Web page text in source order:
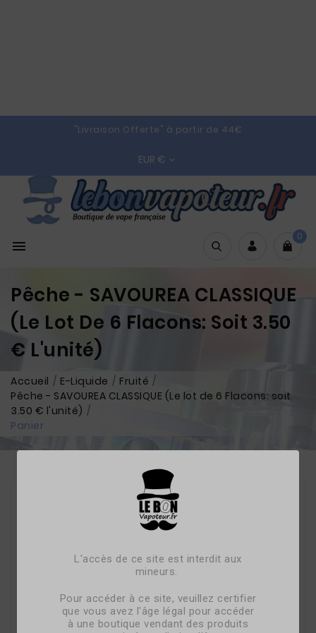
L'accès de ce site est interdit aux
mineurs.
Pour accéder à ce site, veuillez certifier
que vous avez l'âge légal pour accéder
à une boutique vendant des produits
"Livraison Offerte" à partir de 44€
EUR € 

0
Pêche - SAVOUREA CLASSIQUE
(Le Lot De 6 Flacons: Soit 3.50
€ L'unité)
Accueil E-Liquide
Fruité
Pêche - SAVOUREA CLASSIQUE (Le lot de 6 Flacons: soit
3.50 € l'unité)
Panier